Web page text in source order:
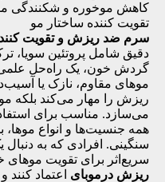
کاهش موخوره و شکنندگی
تقویت کننده ساختار مو
سرم ضد ریزش و تقویت
دقیق شامل پروتئین سویا،
گردش خون، یک راه‌حل علمی
موهای مقاوم، نازک یا
ریزش را مهار می‌کند بلکه
می‌سازد. مناسب برای
همه جنسیت‌ها و انواع
سنگینی. افرادی که به
سریع‌اثر برای تقویت موهای
ریزش درموبای اعتماد کنند